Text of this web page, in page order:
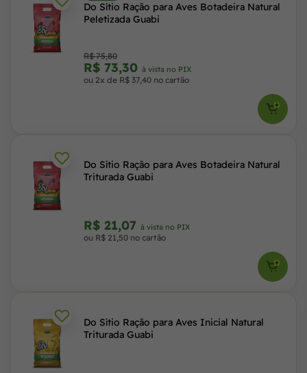
Do Sítio Ração para Aves Botadeira Natural
Peletizada Guabi
R$ 75,80
R$ 73,30 à vista no PIX
ou 2x de R$ 37,40 no cartão
Do Sítio Ração para Aves Botadeira Natural
Triturada Guabi
R$ 21,07 à vista no PIX
ou R$ 21,50 no cartão
Do Sítio Ração para Aves Inicial Natural
Triturada Guabi